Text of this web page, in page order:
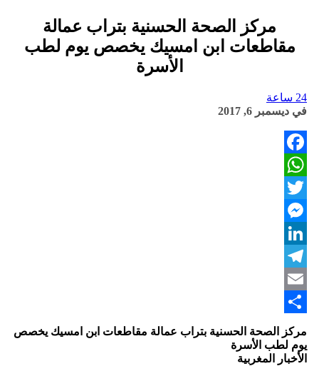
مركز الصحة الحسنية بتراب عمالة
مقاطعات ابن امسيك يخصص يوم لطب
الأسرة
24 ساعة
في ديسمبر 6, 2017
Facebook
WhatsApp
Twitter
Messenger
LinkedIn
Telegram
Email
Share
مركز الصحة الحسنية بتراب عمالة مقاطعات ابن امسيك يخصص
يوم لطب الأسرة
الأخبار المغربية